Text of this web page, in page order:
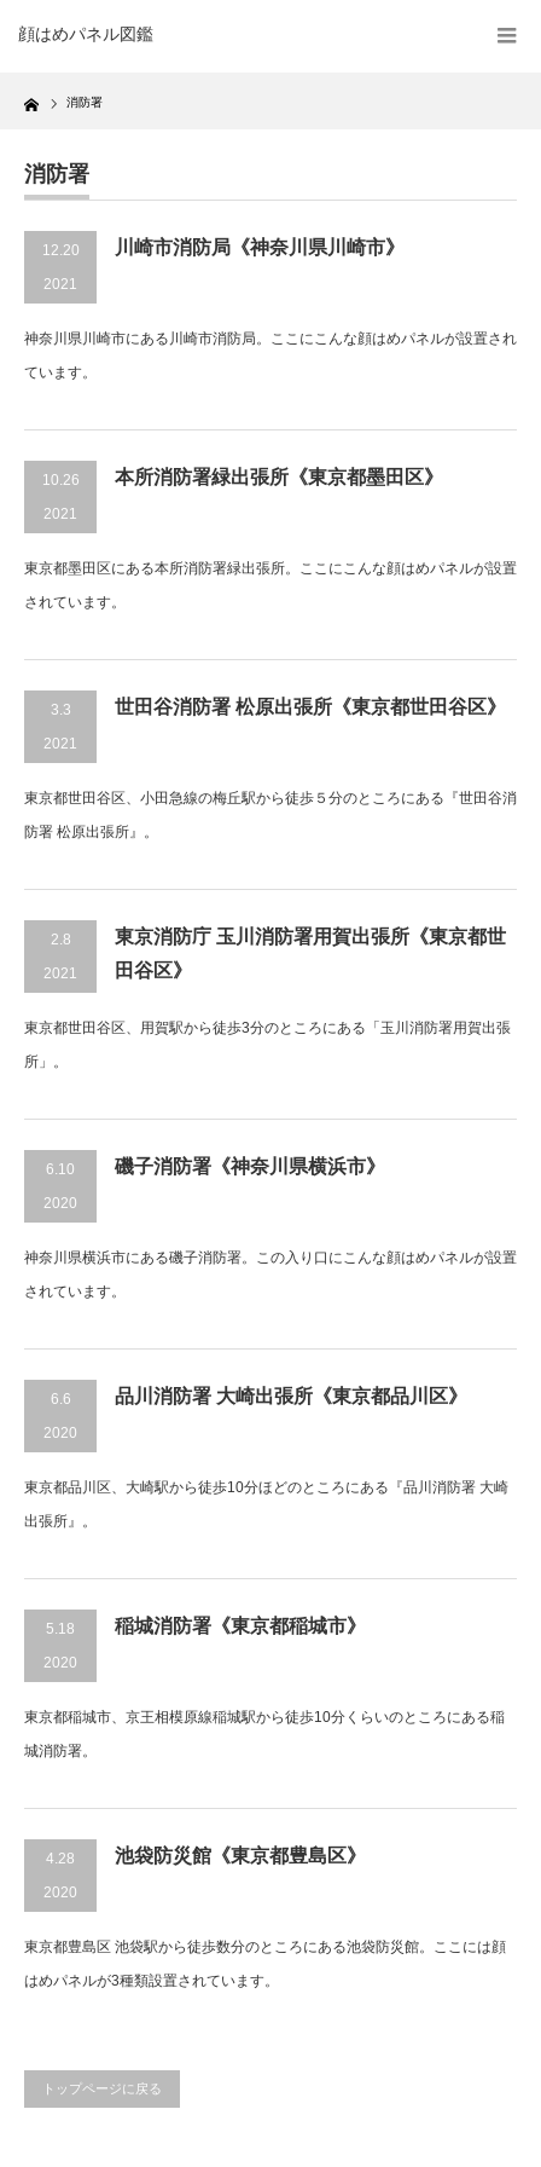
顔はめパネル図鑑
Home 消防署
消防署
12.20
2021
川崎市消防局《神奈川県川崎市》
神奈川県川崎市にある川崎市消防局。ここにこんな顔はめパネルが設置され
ています。
10.26
2021
本所消防署緑出張所《東京都墨田区》
東京都墨田区にある本所消防署緑出張所。ここにこんな顔はめパネルが設置
されています。
3.3
2021
世田谷消防署 松原出張所《東京都世田谷区》
東京都世田谷区、小田急線の梅丘駅から徒歩５分のところにある『世田谷消
防署 松原出張所』。
2.8
2021
東京消防庁 玉川消防署用賀出張所《東京都世
田谷区》
東京都世田谷区、用賀駅から徒歩3分のところにある「玉川消防署用賀出張
所」。
6.10
2020
磯子消防署《神奈川県横浜市》
神奈川県横浜市にある磯子消防署。この入り口にこんな顔はめパネルが設置
されています。
6.6
2020
品川消防署 大崎出張所《東京都品川区》
東京都品川区、大崎駅から徒歩10分ほどのところにある『品川消防署 大崎
出張所』。
5.18
2020
稲城消防署《東京都稲城市》
東京都稲城市、京王相模原線稲城駅から徒歩10分くらいのところにある稲
城消防署。
4.28
2020
池袋防災館《東京都豊島区》
東京都豊島区 池袋駅から徒歩数分のところにある池袋防災館。ここには顔
はめパネルが3種類設置されています。
トップページに戻る